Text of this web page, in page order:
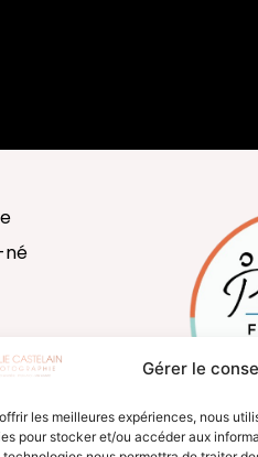
Gérer le
les meilleures expériences, nous
pour stocker et/ou accéder aux
né